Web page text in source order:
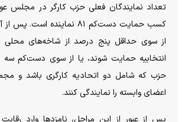
تعداد نمایندگان فعلی حزب کارگر در مجلس
کسب حمایت دست‌کم ۸۱ نماینده
از سوی حداقل پنج درصد از شاخه‌های محلی
انتخابیه حمایت شوند، یا از سوی دست‌کم سه
حزب که شامل دو اتحادیه کارگری باشد و
اعضای وابسته را نمایندگی کنند.
پس از عبور از این مراحل، نامزد‌ها وارد